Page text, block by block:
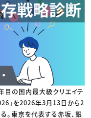
×メディア
目の国内最大級クリエイテ
」を2026年3月13日から2
。東京を代表する赤坂、銀